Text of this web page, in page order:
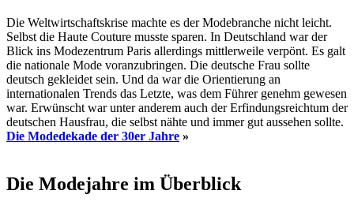
Die Weltwirtschaftskrise machte es der Modebranche nicht leicht.
Selbst die Haute Couture musste sparen. In Deutschland war der
Blick ins Modezentrum Paris allerdings mittlerweile verpönt. Es galt
die nationale Mode voranzubringen. Die deutsche Frau sollte
deutsch gekleidet sein. Und da war die Orientierung an
internationalen Trends das Letzte, was dem Führer genehm gewesen
war. Erwünscht war unter anderem auch der Erfindungsreichtum der
deutschen Hausfrau, die selbst nähte und immer gut aussehen sollte.
Die Modedekade der 30er Jahre »
Die Modejahre im Überblick